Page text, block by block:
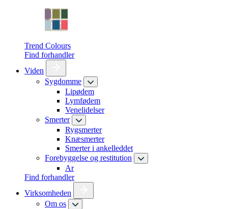
Trend Colours
Find forhandler
Viden
Sygdomme
Lipødem
Lymfødem
Venelidelser
Smerter
Rygsmerter
Knæsmerter
Smerter i ankelleddet
Forebyggelse og restitution
Ar
Find forhandler
Virksomheden
Om os